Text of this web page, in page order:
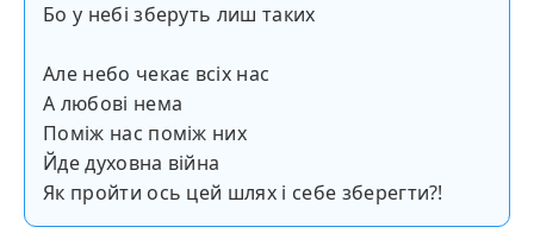
Бо у небі зберуть лиш таких
Але небо чекає всіх нас
А любові нема
Поміж нас поміж них
Йде духовна війна
Як пройти ось цей шлях і себе зберегти?!